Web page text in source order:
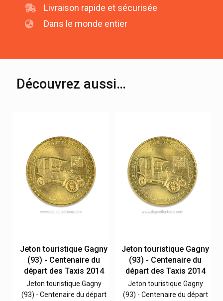
Livraison rapide et sécurisée
Dans le monde entier
Découvrez aussi…
Jeton touristique Gagny
(93) - Centenaire du
départ des Taxis 2014
Jeton touristique Gagny
(93) - Centenaire du départ
Jeton touristique Gagny
(93) - Centenaire du
départ des Taxis 2014
Jeton touristique Gagny
(93) - Centenaire du départ